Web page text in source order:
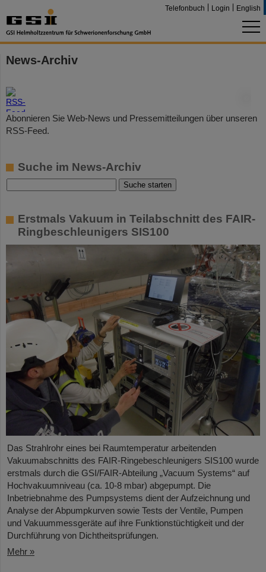
Telefonbuch Login English
News-Archiv
Abonnieren Sie Web-News und Pressemitteilungen über unseren
RSS-Feed.
Suche im News-Archiv
Erstmals Vakuum in Teilabschnitt des FAIR-
Ringbeschleunigers SIS100
Das Strahlrohr eines bei Raumtemperatur arbeitenden
Vakuumabschnitts des FAIR-Ringebeschleunigers SIS100 wurde
erstmals durch die GSI/FAIR-Abteilung „Vacuum Systems“ auf
Hochvakuumniveau (ca. 10-8 mbar) abgepumpt. Die
Inbetriebnahme des Pumpsystems dient der Aufzeichnung und
Analyse der Abpumpkurven sowie Tests der Ventile, Pumpen
und Vakuummessgeräte auf ihre Funktionstüchtigkeit und der
Durchführung von Dichtheitsprüfungen.
Mehr »